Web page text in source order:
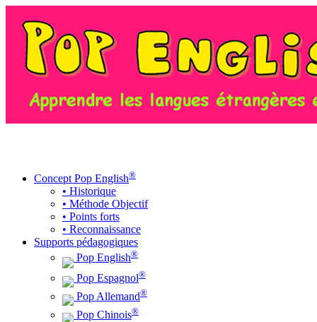
Concept Pop English®
• Historique
• Méthode Objectif
• Points forts
• Reconnaissance
Supports pédagogiques
Pop English®
Pop Espagnol®
Pop Allemand®
Pop Chinois®